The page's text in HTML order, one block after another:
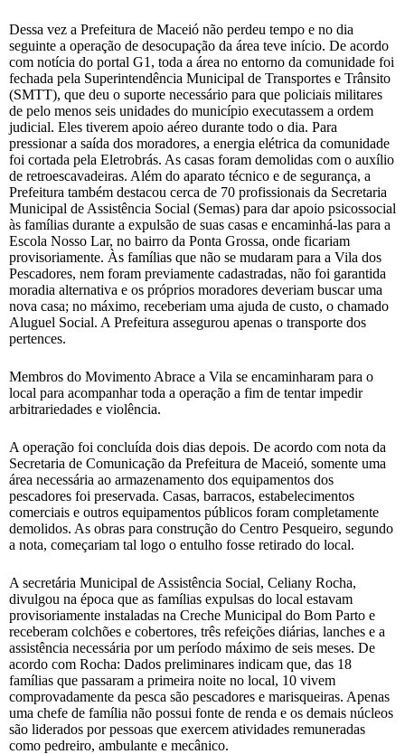
Dessa vez a Prefeitura de Maceió não perdeu tempo e no dia
seguinte a operação de desocupação da área teve início. De acordo
com notícia do portal G1, toda a área no entorno da comunidade foi
fechada pela Superintendência Municipal de Transportes e Trânsito
(SMTT), que deu o suporte necessário para que policiais militares
de pelo menos seis unidades do município executassem a ordem
judicial. Eles tiverem apoio aéreo durante todo o dia. Para
pressionar a saída dos moradores, a energia elétrica da comunidade
foi cortada pela Eletrobrás. As casas foram demolidas com o auxílio
de retroescavadeiras. Além do aparato técnico e de segurança, a
Prefeitura também destacou cerca de 70 profissionais da Secretaria
Municipal de Assistência Social (Semas) para dar apoio psicossocial
às famílias durante a expulsão de suas casas e encaminhá-las para a
Escola Nosso Lar, no bairro da Ponta Grossa, onde ficariam
provisoriamente. Às famílias que não se mudaram para a Vila dos
Pescadores, nem foram previamente cadastradas, não foi garantida
moradia alternativa e os próprios moradores deveriam buscar uma
nova casa; no máximo, receberiam uma ajuda de custo, o chamado
Aluguel Social. A Prefeitura assegurou apenas o transporte dos
pertences.
Membros do Movimento Abrace a Vila se encaminharam para o
local para acompanhar toda a operação a fim de tentar impedir
arbitrariedades e violência.
A operação foi concluída dois dias depois. De acordo com nota da
Secretaria de Comunicação da Prefeitura de Maceió, somente uma
área necessária ao armazenamento dos equipamentos dos
pescadores foi preservada. Casas, barracos, estabelecimentos
comerciais e outros equipamentos públicos foram completamente
demolidos. As obras para construção do Centro Pesqueiro, segundo
a nota, começariam tal logo o entulho fosse retirado do local.
A secretária Municipal de Assistência Social, Celiany Rocha,
divulgou na época que as famílias expulsas do local estavam
provisoriamente instaladas na Creche Municipal do Bom Parto e
receberam colchões e cobertores, três refeições diárias, lanches e a
assistência necessária por um período máximo de seis meses. De
acordo com Rocha: Dados preliminares indicam que, das 18
famílias que passaram a primeira noite no local, 10 vivem
comprovadamente da pesca são pescadores e marisqueiras. Apenas
uma chefe de família não possui fonte de renda e os demais núcleos
são liderados por pessoas que exercem atividades remuneradas
como pedreiro, ambulante e mecânico.